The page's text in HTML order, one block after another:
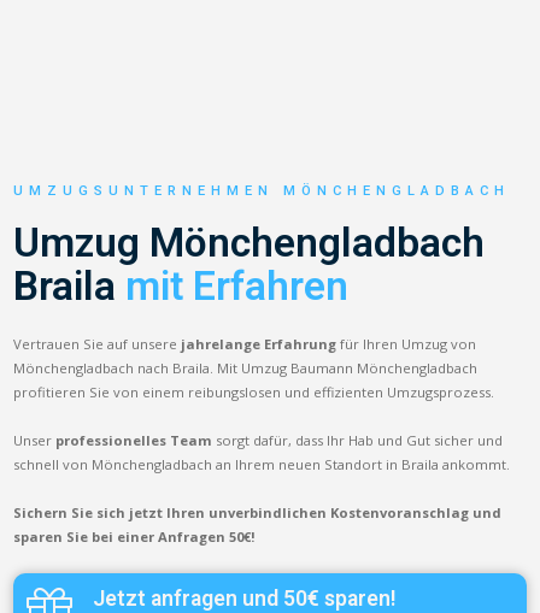
UMZUGSUNTERNEHMEN MÖNCHENGLADBACH
Umzug Mönchengladbach
Braila mit Erfahren
Vertrauen Sie auf unsere jahrelange Erfahrung für Ihren Umzug von
Mönchengladbach nach Braila. Mit Umzug Baumann Mönchengladbach
profitieren Sie von einem reibungslosen und effizienten Umzugsprozess.
Unser professionelles Team sorgt dafür, dass Ihr Hab und Gut sicher und
schnell von Mönchengladbach an Ihrem neuen Standort in Braila ankommt.
Sichern Sie sich jetzt Ihren unverbindlichen Kostenvoranschlag und
sparen Sie bei einer Anfragen 50€!
Jetzt anfragen und 50€ sparen!